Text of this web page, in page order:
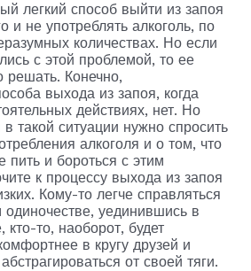
легкий способ выйти из запоя
и не употреблять алкоголь, по
количествах. Но если
с этой проблемой, то ее
решать. Конечно,
выхода из запоя, когда
действиях, нет. Но
в такой ситуации нужно спросить
алкоголя и о том, что
пить и бороться с этим
к процессу выхода из запоя
Кому-то легче справляться
уединившись в
кто-то, наоборот, будет
в кругу друзей и
от своей тяги.